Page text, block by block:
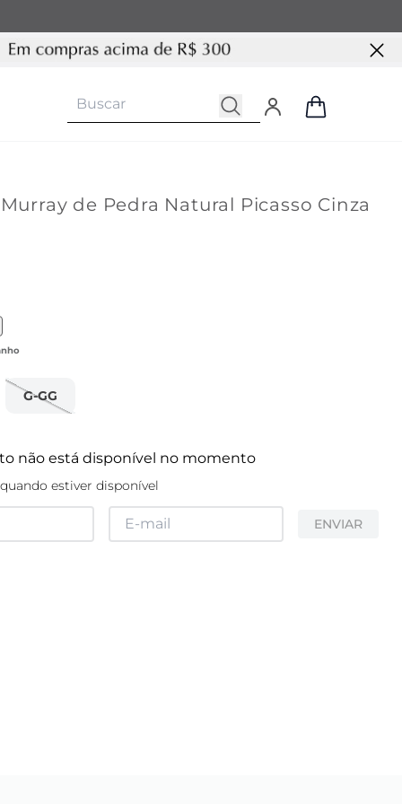
de Pedra Natural Picasso Cinza
G-GG
não está disponível no momento
estiver disponível
ENVIAR